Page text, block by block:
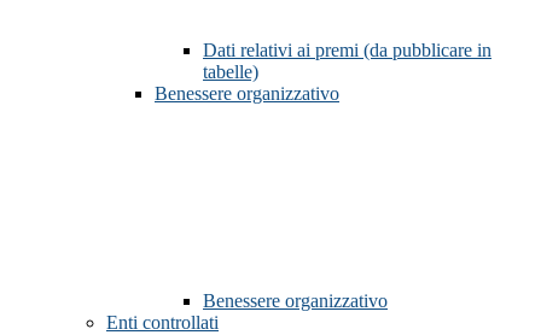
Dati relativi ai premi (da pubblicare in
tabelle)
Benessere organizzativo
Benessere organizzativo
Enti controllati